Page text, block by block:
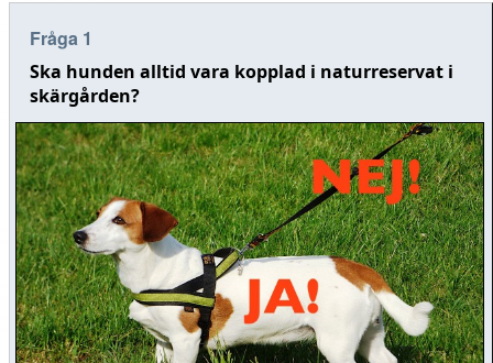
Fråga 1
Ska hunden alltid vara kopplad i naturreservat i
skärgården?